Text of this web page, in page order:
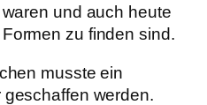
und auch heute
zu finden sind.
musste ein
werden.